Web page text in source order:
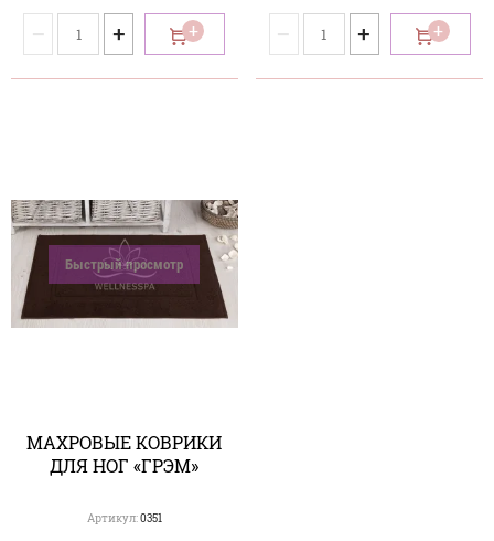
− + − +
Быстрый просмотр
МАХРОВЫЕ КОВРИКИ
ДЛЯ НОГ «ГРЭМ»
Артикул:0351